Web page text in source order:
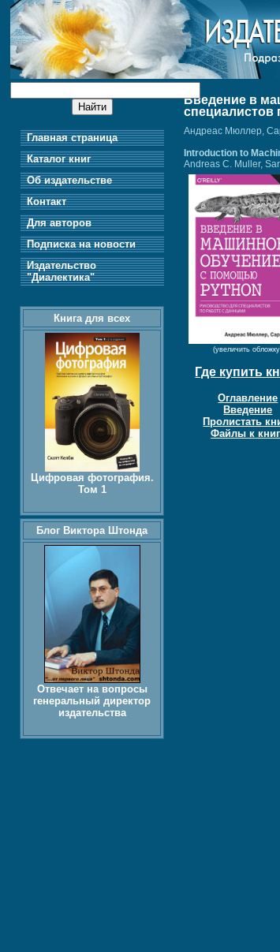
Введение в
специалистов
Андреас Мюллер,
Introduction to
Andreas C. Muller,
(увеличить
Где купить
Оглавление
Введение
Пролистать
Файлы к
Главная страница
Каталог книг
Об издательстве
Контакт
Для авторов
Подписка на новости
Издательство
"Диалектика"
Книга для всех
Цифровая фотография.
Том 1
Блог Виктора Штонда
Отвечает на вопросы
генеральный директор
издательства